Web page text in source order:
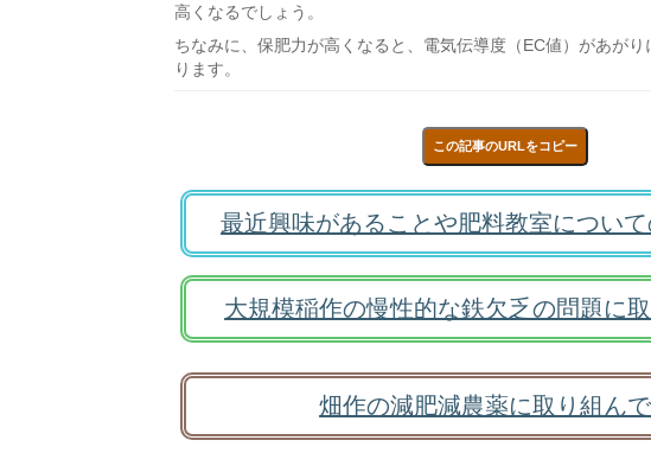
高くなるでしょう。
ちなみに、保肥力が高くなると、電気伝導度（EC値）があが
ります。
この記事のURLをコピー
最近興味があることや肥料教室につい
大規模稲作の慢性的な鉄欠乏の問題に
畑作の減肥減農薬に取り組ん